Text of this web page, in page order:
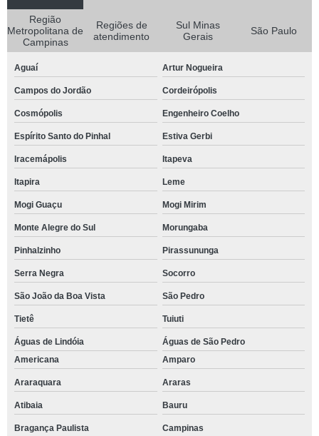
Região
Metropolitana de
Campinas
Regiões de
atendimento
Sul Minas
Gerais
São Paulo
Aguaí Artur Nogueira
Campos do Jordão Cordeirópolis
Cosmópolis Engenheiro Coelho
Espírito Santo do Pinhal Estiva Gerbi
Iracemápolis Itapeva
Itapira Leme
Mogi Guaçu Mogi Mirim
Monte Alegre do Sul Morungaba
Pinhalzinho Pirassununga
Serra Negra Socorro
São João da Boa Vista São Pedro
Tietê Tuiuti
Águas de Lindóia
Águas de São Pedro
Americana
Amparo
Araraquara Araras
Atibaia Bauru
Bragança Paulista Campinas